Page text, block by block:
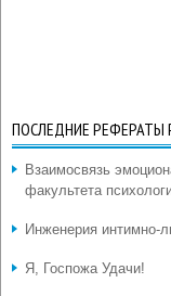
ПОСЛЕДНИЕ РЕФЕРАТЫ
Взаимосвязь
факультета
Инженерия интимно-
Я, Госпожа Удачи!